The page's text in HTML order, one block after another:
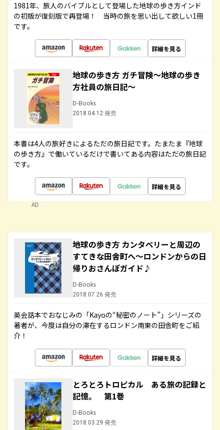
1981年、旅人のバイブルとして登場した地球の歩き方インド
の初版が復刻版で再登場！ 当時の旅を思い出して欲しい1冊
です。
詳細を見る
地球の歩き方 ガチ冒険～地球の歩き
方社員の旅日記～
D-Books
2018.04.12 発売
本書は4人の旅好きによるただの旅日記です。たまたま『地球
の歩き方』で働いているだけで書いてある内容はただの旅日記
です。
詳細を見る
AD
地球の歩き方 カンタベリーと周辺の
すてきな田舎町へ～ロンドンからの日
帰りおさんぽガイド♪
D-Books
2018.07.26 発売
英会話本でおなじみの「Kayoの“秘密のノート”」シリーズの
著者が、今度は自分の滞在するロンドン南東の田舎町をご紹
介！
詳細を見る
とろとろトロピカル ある旅の記録と
記憶。 第1巻
D-Books
2018.03.29 発売